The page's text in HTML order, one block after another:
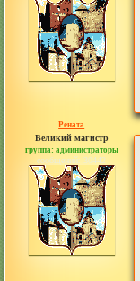
Рената
Великий магистр
группа: администраторы
сообщений: 30442